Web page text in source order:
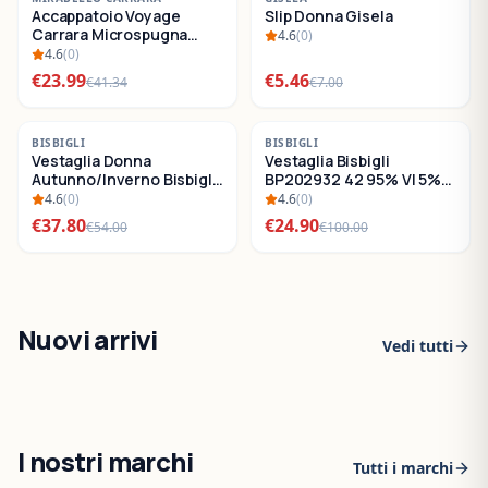
SALDI
Accappatoio Voyage
Carrara Microspugna
Cotone
4.6(0)
€23.99€41.34
SALDI
Slip Donna Gisela
4.6(0)
€5.46€7.00
-30 %
SALDI
BISBIGLI
Vestaglia Donna
Autunno/Inverno Bisbigli
BO288632
4.6(0)
€37.80€54.00
-75 %
SALDI
BISBIGLI
Vestaglia Bisbigli
BP202932 42 95% VI 5%
EA4.6(0)
€24.90€100.00
Nuovi arrivi Vedi tutti
I nostri marchi Tutti i marchi